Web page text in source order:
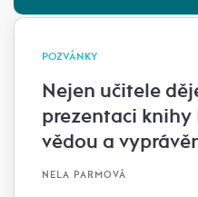
POZVÁNKY
Nejen učitele
prezentaci knihy
vědou a
NELA PARMOVÁ